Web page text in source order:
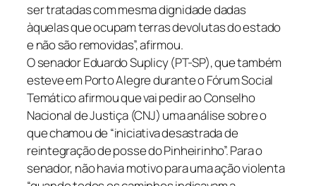
ser tratadas com mesma dignidade dadas
àquelas que ocupam terras devolutas do estado
e não são removidas”, afirmou.
O senador Eduardo Suplicy (PT-SP), que também
esteve em Porto Alegre durante o Fórum Social
Temático afirmou que vai pedir ao Conselho
Nacional de Justiça (CNJ) uma análise sobre o
que chamou de “iniciativa desastrada de
reintegração de posse do Pinheirinho”. Para o
senador, não havia motivo para uma ação violenta